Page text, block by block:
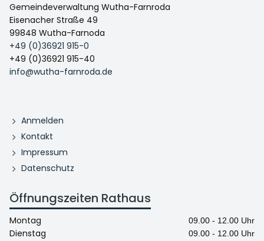
Gemeindeverwaltung Wutha-Farnroda
Eisenacher Straße 49
99848 Wutha-Farnoda
+49 (0)36921 915-0
+49 (0)36921 915-40
info@wutha-farnroda.de
Anmelden
Kontakt
Impressum
Datenschutz
Öffnungszeiten Rathaus
Montag 09.00 - 12.00 Uhr
Dienstag
09.00 - 12.00 Uhr